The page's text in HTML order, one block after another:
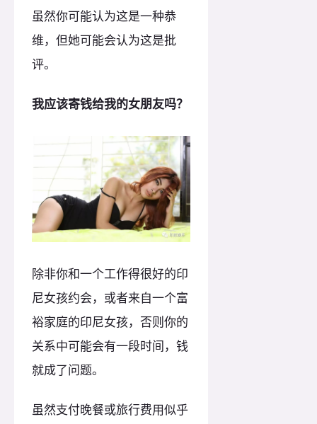
虽然你可能认为这是一种恭
维，但她可能会认为这是批
评。
我应该寄钱给我的女朋友吗？
除非你和一个工作得很好的印
尼女孩约会，或者来自一个富
裕家庭的印尼女孩，否则你的
关系中可能会有一段时间，钱
就成了问题。
虽然支付晚餐或旅行费用似乎